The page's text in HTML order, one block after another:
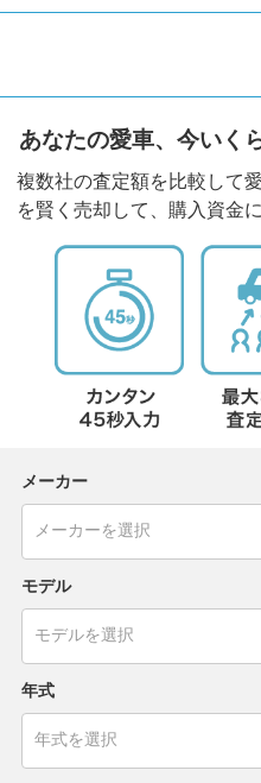
あなたの愛車、今いく
複数社の査定額を比較して
を賢く売却して、購入資金
メーカー
モデル
年式